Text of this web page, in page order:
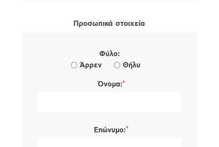
Προσωπικά στοιχεία
Φύλο:
Άρρεν
Θήλυ
Όνομα:*
Επώνυμο:*